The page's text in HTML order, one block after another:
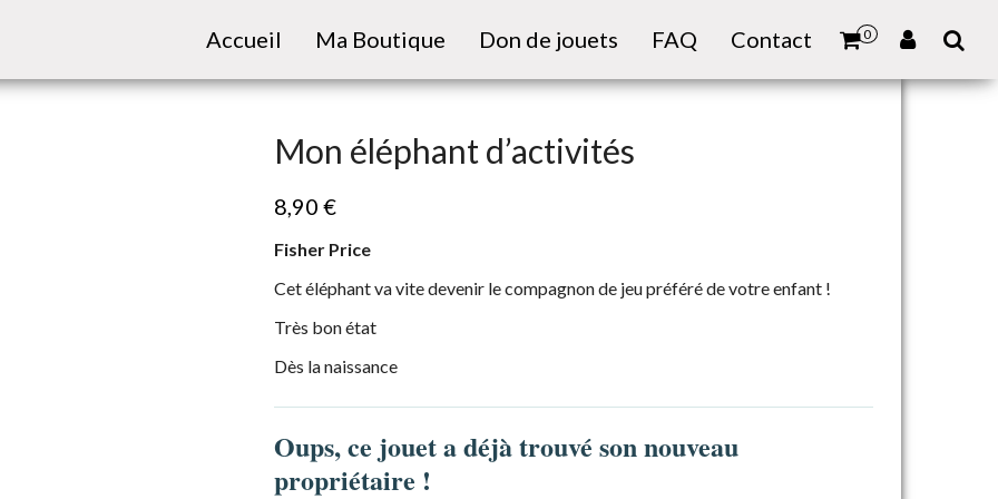
0
Accueil Ma Boutique Don de jouets FAQ Contact
Mon éléphant d’activités
8,90€
Fisher Price
Cet éléphant va vite devenir le compagnon de jeu préféré de votre enfant !
Très bon état
Dès la naissance
Oups, ce jouet a déjà trouvé son nouveau
propriétaire !